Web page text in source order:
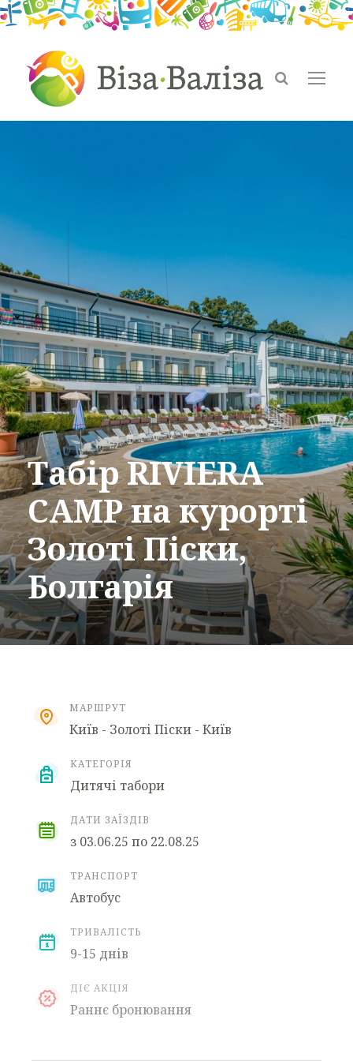
Табір RIVIERA
CAMP на курорті
Золоті Піски,
Болгарія
МАРШРУТ
Київ - Золоті Піски - Київ
КАТЕГОРІЯ
Дитячі табори
ДАТИ ЗАЇЗДІВ
з 03.06.25 по 22.08.25
ТРАНСПОРТ
Автобус
ТРИВАЛІСТЬ
9-15 днів
ДІЄ АКЦІЯ
Раннє бронювання